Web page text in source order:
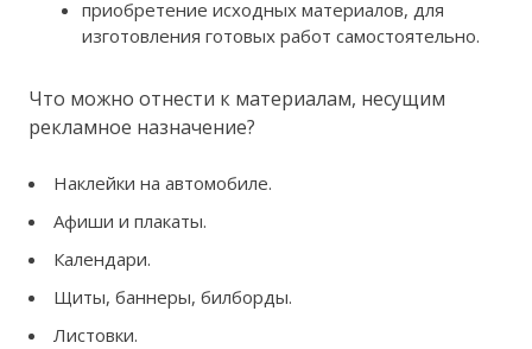
приобретение исходных материалов, для
изготовления готовых работ самостоятельно.
Что можно отнести к материалам, несущим
рекламное назначение?
Наклейки на автомобиле.
Афиши и плакаты.
Календари.
Щиты, баннеры, билборды.
Листовки.